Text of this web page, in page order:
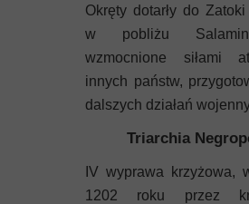
Okręty dotarły do
w pobliżu
wzmocnione siłami
innych państw,
dalszych działań
Triarchia
IV wyprawa krzyżowa,
1202 roku przez